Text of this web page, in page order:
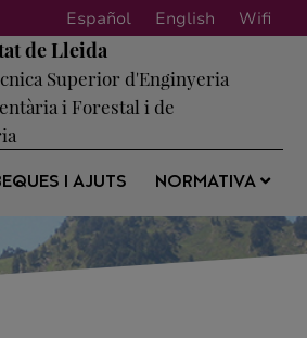
Español English Wifi
de Lleida
Superior d'Enginyeria
i Forestal i de
I AJUTS NORMATIVA